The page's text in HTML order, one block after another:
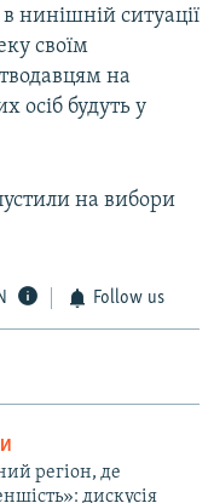
нинішній ситуації
своїм
на
осіб будуть у
на вибори
Follow us
регіон, де
дискусія